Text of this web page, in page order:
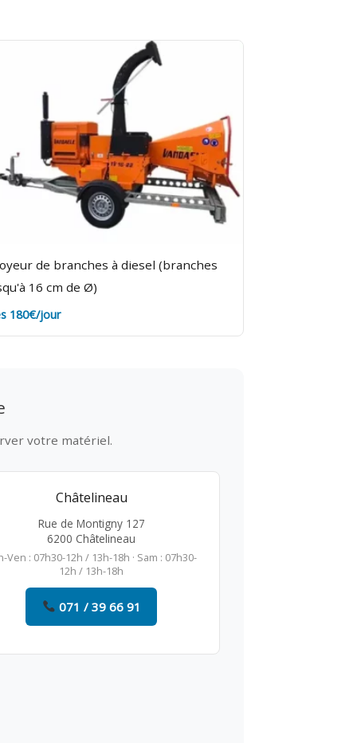
de branches à diesel (branches
16 cm de Ø)
180€/jour
votre matériel.
Châtelineau
Rue de Montigny 127
6200 Châtelineau
Ven : 07h30-12h / 13h-18h · Sam : 07h30-
12h / 13h-18h
071 / 39 66 91